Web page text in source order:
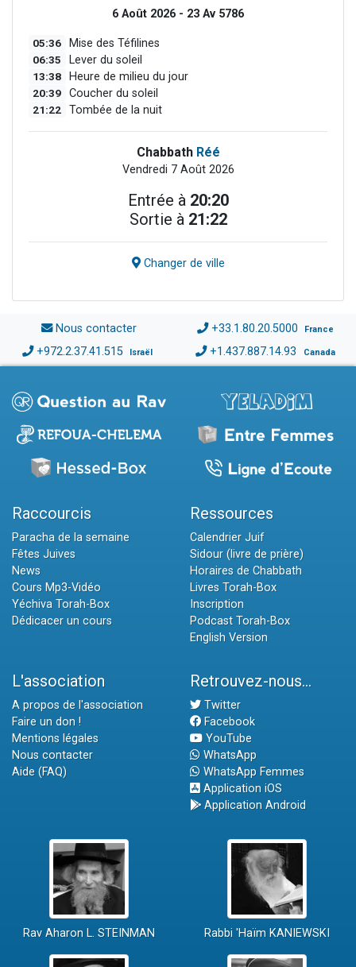
6 Août 2026 - 23 Av 5786
05:36 Mise des Téfilines
06:35 Lever du soleil
13:38 Heure de milieu du jour
20:39 Coucher du soleil
21:22 Tombée de la nuit
Chabbath Réé
Vendredi 7 Août 2026
Entrée à 20:20
Sortie à 21:22
Changer de ville
Nous contacter +33.1.80.20.5000 France
+972.2.37.41.515 Israël +1.437.887.14.93 Canada
Raccourcis
Paracha de la semaine
Fêtes Juives
News
Cours Mp3-Vidéo
Yéchiva Torah-Box
Dédicacer un cours
Ressources
Calendrier Juif
Sidour (livre de prière)
Horaires de Chabbath
Livres Torah-Box
Inscription
Podcast Torah-Box
English Version
L'association
A propos de l'association
Faire un don !
Mentions légales
Nous contacter
Aide (FAQ)
Retrouvez-nous...
Twitter
Facebook
YouTube
WhatsApp
WhatsApp Femmes
Application iOS
Application Android
Rav Aharon L. STEINMAN Rabbi 'Haïm KANIEWSKI